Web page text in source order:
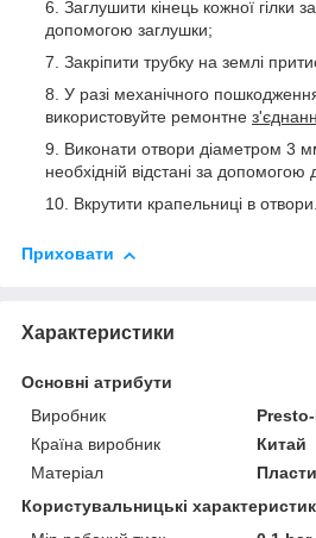
Заглушити кінець кожної гілки за
допомогою заглушки;
Закріпити трубку на землі
У разі механічного
використовуйте ремонтне
Виконати отвори діаметром 3
необхідній відстані за допомогою
Вкрутити крапельниці в отвори.
Приховати
Характеристики
Основні атрибути
Виробник
Країна виробник
Китай
Матеріал
Користувальницькі